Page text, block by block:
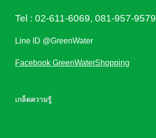
Tel : 02-611-6069, 081-957-9579
Line ID @GreenWater
Facebook GreenWaterShopping
เกล็ดความรู้